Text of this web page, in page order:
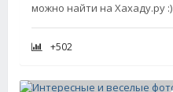
можно найти на Хахаду.ру :)
+502